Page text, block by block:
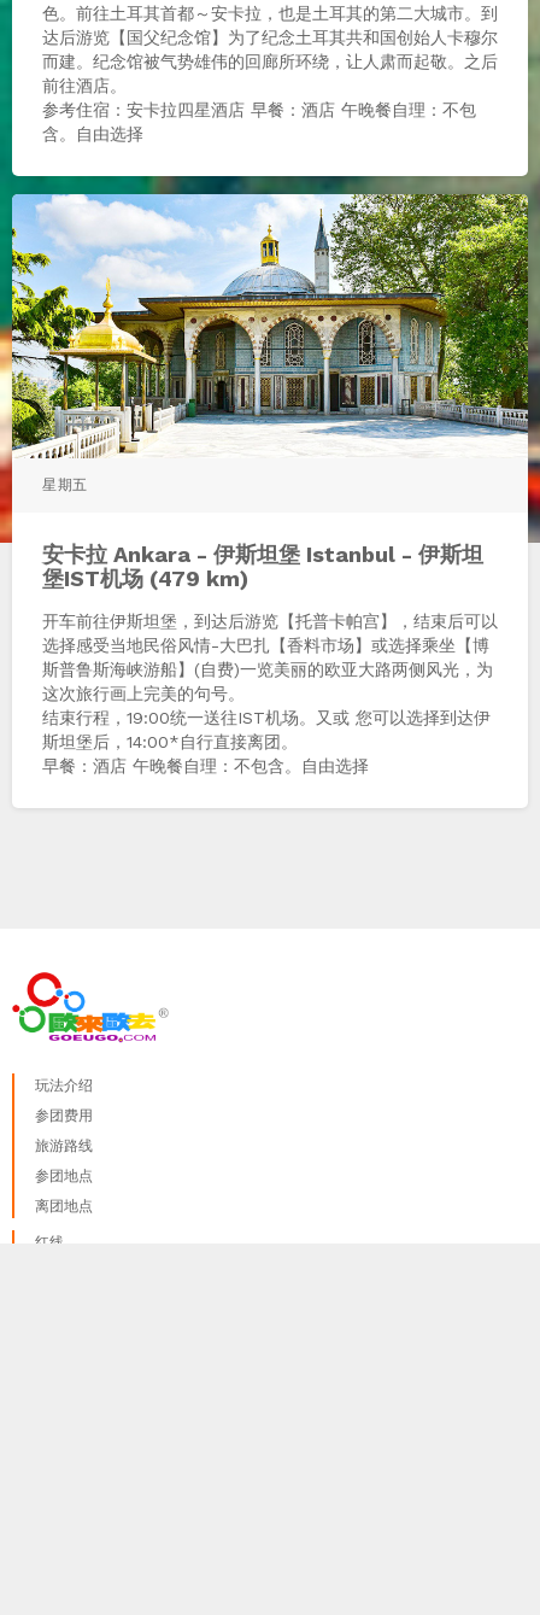
色。前往土耳其首都～安卡拉，也是土耳其的第二大城市。到
达后游览【国父纪念馆】为了纪念土耳其共和国创始人卡穆尔
而建。纪念馆被气势雄伟的回廊所环绕，让人肃而起敬。之后
前往酒店。
参考住宿：安卡拉四星酒店 早餐：酒店 午晚餐自理：不包
含。自由选择
星期五
安卡拉 Ankara - 伊斯坦堡 Istanbul - 伊斯坦
堡IST机场 (479 km)
开车前往伊斯坦堡，到达后游览【托普卡帕宫】，结束后可以
选择感受当地民俗风情-大巴扎【香料市场】或选择乘坐【博
斯普鲁斯海峡游船】(自费)一览美丽的欧亚大路两侧风光，为
这次旅行画上完美的句号。
结束行程，19:00统一送往IST机场。又或 您可以选择到达伊
斯坦堡后，14:00*自行直接离团。
早餐：酒店 午晚餐自理：不包含。自由选择
玩法介绍
参团费用
旅游路线
参团地点
离团地点
红线